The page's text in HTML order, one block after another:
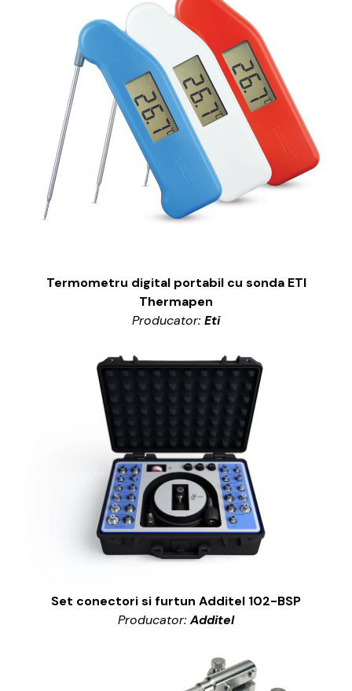
Termometru digital portabil cu sonda ETI
Thermapen
Producator: Eti
Set conectori si furtun Additel 102-BSP
Producator:Additel